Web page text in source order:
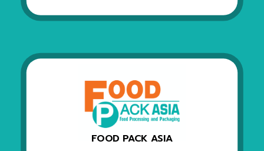
FOOD PACK ASIA